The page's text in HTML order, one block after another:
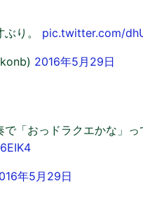
り。 pic.twitter.com/
2016年5月29日
「おっドラクエかな」
年5月29日